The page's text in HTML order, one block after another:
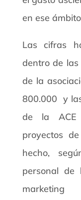
en ese
Las cifras
dentro de
de la
800.000  y
de la ACE
proyectos
hecho,
personal de